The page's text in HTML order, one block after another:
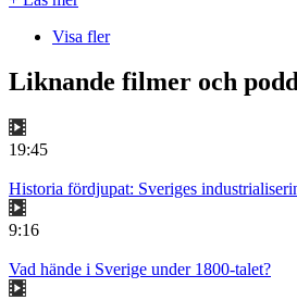
Visa fler
Liknande filmer och
19:45
Historia fördjupat: Sveriges
9:16
Vad hände i Sverige under 1800-talet?